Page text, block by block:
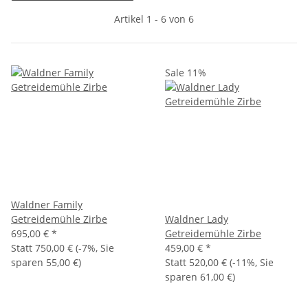
Artikel 1 - 6 von 6
Waldner Family
Getreidemühle Zirbe
695,00 € *
Statt 750,00 € (-7%, Sie
sparen 55,00 €)
Sale 11%
Waldner Lady
Getreidemühle Zirbe
459,00 € *
Statt 520,00 € (-11%, Sie
sparen 61,00 €)